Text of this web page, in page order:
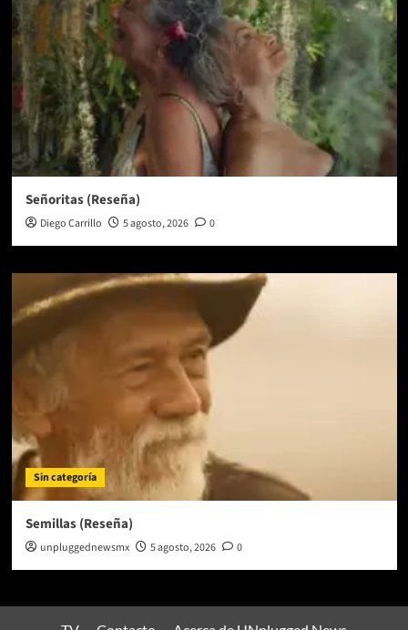
Señoritas (Reseña)
Diego Carrillo 5 agosto, 2026 0
Sin categoría
Semillas (Reseña)
unpluggednewsmx 5 agosto, 2026 0